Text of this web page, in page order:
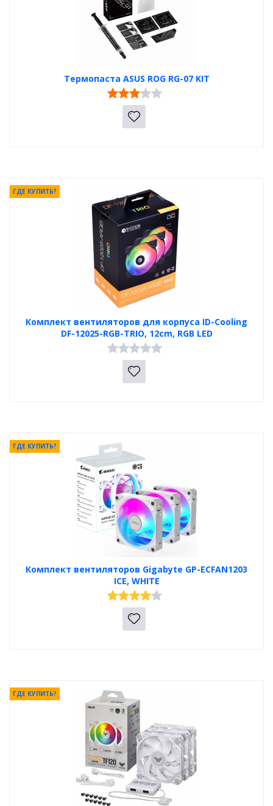
Термопаста ASUS ROG RG-07 KIT
Комплект вентиляторов для корпуса ID-Cooling
DF-12025-RGB-TRIO, 12cm, RGB LED
ГДЕ КУПИТЬ?
Комплект вентиляторов Gigabyte GP-ECFAN1203
ICE, WHITE
ГДЕ КУПИТЬ?
ГДЕ КУПИТЬ?